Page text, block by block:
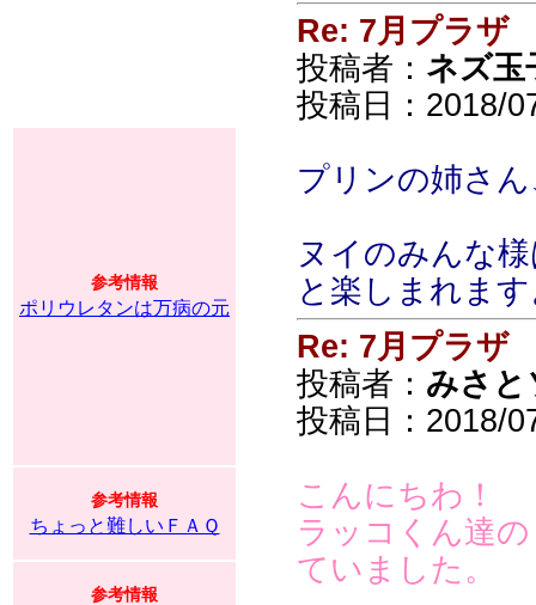
参考情報
ポリウレタンは万病の元
参考情報
ちょっと難しいＦＡＱ
参考情報
Re: 7月プラザ
投稿者： ネズ玉
投稿日：2018/
プリンの姉さ
ヌイのみんな
と楽しまれま
Re: 7月プラザ
投稿者： みさと
投稿日：2018/
こんにちわ！
ラッコくん達
ていました。